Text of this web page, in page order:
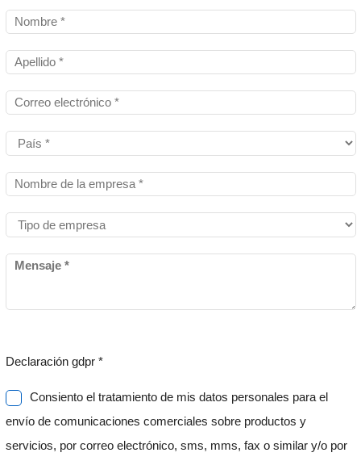
Declaración gdpr *
Consiento el tratamiento de mis datos personales para el
envío de comunicaciones comerciales sobre productos y
servicios, por correo electrónico, sms, mms, fax o similar y/o por